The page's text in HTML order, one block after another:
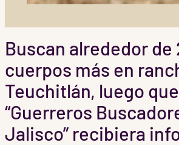
Buscan alrededor de
cuerpos más en
Teuchitlán, luego
“Guerreros
Jalisco” recibiera